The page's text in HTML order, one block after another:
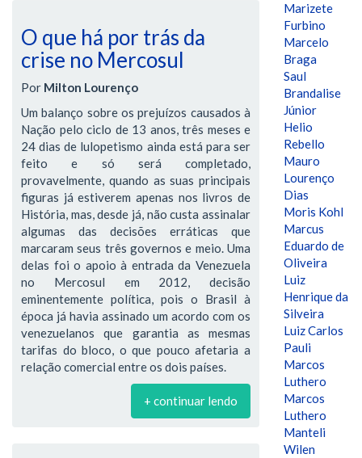
O que há por trás da
crise no Mercosul
Por Milton Lourenço
Um balanço sobre os prejuízos causados à
Nação pelo ciclo de 13 anos, três meses e
24 dias de lulopetismo ainda está para ser
feito e só será completado,
provavelmente, quando as suas principais
figuras já estiverem apenas nos livros de
História, mas, desde já, não custa assinalar
algumas das decisões erráticas que
marcaram seus três governos e meio. Uma
delas foi o apoio à entrada da Venezuela
no Mercosul em 2012, decisão
eminentemente política, pois o Brasil à
época já havia assinado um acordo com os
venezuelanos que garantia as mesmas
tarifas do bloco, o que pouco afetaria a
relação comercial entre os dois países.
+ continuar lendo
Marizete
Furbino
Marcelo
Braga
Saul
Brandalise
Júnior
Helio
Rebello
Mauro
Lourenço
Dias
Moris Kohl
Marcus
Eduardo de
Oliveira
Luiz
Henrique da
Silveira
Luiz Carlos
Pauli
Marcos
Luthero
Marcos
Luthero
Manteli
Wilen